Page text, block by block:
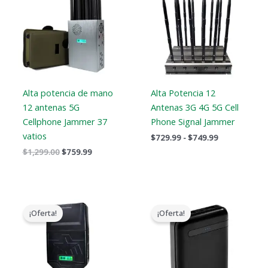
Alta potencia de mano
12 antenas 5G
Cellphone Jammer 37
vatios
$1,299.00
$1,299.00.
$759.99
$759.99.
Alta Potencia 12
Antenas 3G 4G 5G Cell
Phone Signal Jammer
$729.99 -$749.99
a
$749.99
¡Oferta! ¡Oferta!
precio
original
era:
$239.00.
precio
actual
es: